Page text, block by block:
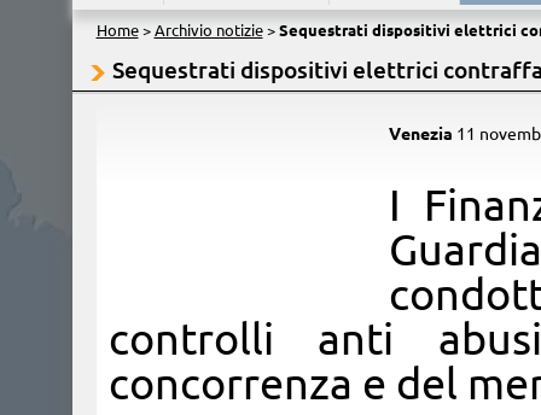
Home> Archivio notizie> Sequestrati dispositivi elettrici
Sequestrati dispositivi elettrici
Venezia 11
​I
controlli anti
concorrenza e del